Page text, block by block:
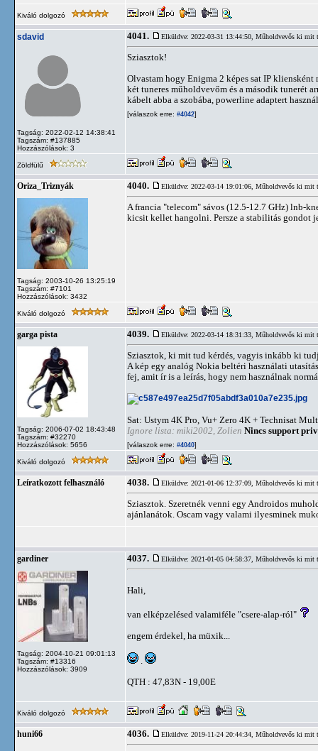
Kiváló dolgozó
sdavid
Tagság: 2022-02-12 14:38:41
Tagszám: #137885
Hozzászólások: 3
4041. Elküldve: 2022-03-31 13:44:50, Műholdvevős ki mit
Sziasztok!
Olvastam hogy Enigma 2 képes sat IP kliensként
két tuneres műholdvevőm és a második tunerét
kábelt abba a szobába, powerline adaptert
[válaszok erre: #4042]
Zöldfülű
Oriza_Triznyák
Tagság: 2003-10-26 13:25:19
Tagszám: #7101
Hozzászólások: 3432
4040. Elküldve: 2022-03-14 19:01:06, Műholdvevős ki mit
A francia "telecom" sávos (12.5-12.7 GHz) lnb-
kicsit kellet hangolni. Persze a stabilitás gondot
Kiváló dolgozó
garga pista
Tagság: 2006-07-02 18:43:48
Tagszám: #32270
Hozzászólások: 5656
4039. Elküldve: 2022-03-14 18:31:33, Műholdvevős ki mit
Sziasztok, ki mit tud kérdés, vagyis inkább ki
A kép egy analóg Nokia beltéri használati
fej, amit ír is a leírás, hogy nem használnak
Sat: Ustym 4K Pro, Vu+ Zero 4K + Technisat
Ignore lista: miki2002, Zolien Nincs support
[válaszok erre: #4040]
Kiváló dolgozó
Leíratkozott felhasználó 4038. Elküldve: 2021-01-06 12:37:09, Műholdvevős ki mit
Sziasztok. Szeretnék venni egy Androidos
ajánlanátok. Oscam vagy valami ilyesminek
gardiner
Tagság: 2004-10-21 09:01:13
Tagszám: #13316
Hozzászólások: 3909
4037. Elküldve: 2021-01-05 04:58:37, Műholdvevős ki mit
Hali,
van elképzelésed valamiféle "csere-alap-ról"
engem érdekel, ha müxik...
QTH : 47,83N - 19,00E
Kiváló dolgozó
huni66 4036. Elküldve: 2019-11-24 20:44:34, Műholdvevős ki mit